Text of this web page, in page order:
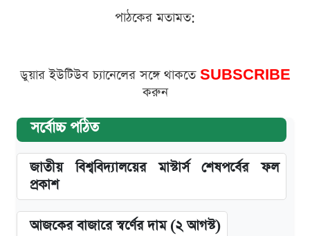
পাঠকের মতামত:
ডুয়ার ইউটিউব চ্যানেলের সঙ্গে থাকতে SUBSCRIBE
করুন
সর্বোচ্চ পঠিত
জাতীয় বিশ্ববিদ্যালয়ের মাস্টার্স শেষপর্বের ফল
প্রকাশ
আজকের বাজারে স্বর্ণের দাম (২ আগস্ট)